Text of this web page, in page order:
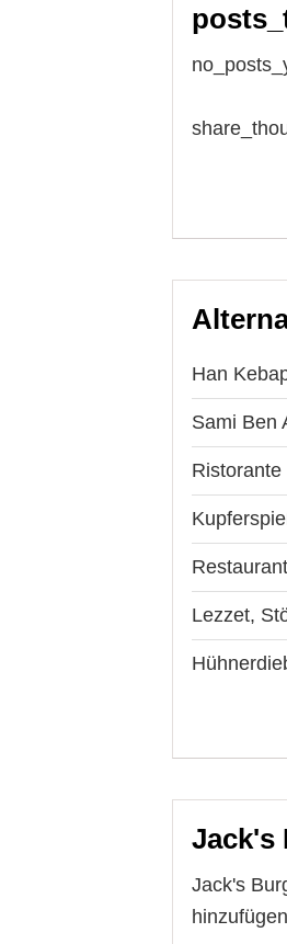
Han
Sami Ben
Lezzet,
Jack's
Jack's